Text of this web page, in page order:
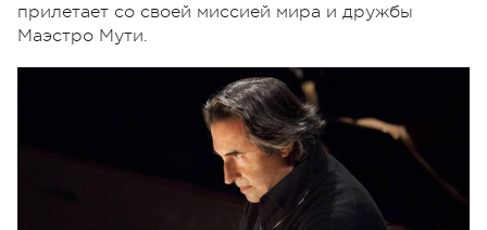
прилетает со своей миссией мира и дружбы
Маэстро Мути.